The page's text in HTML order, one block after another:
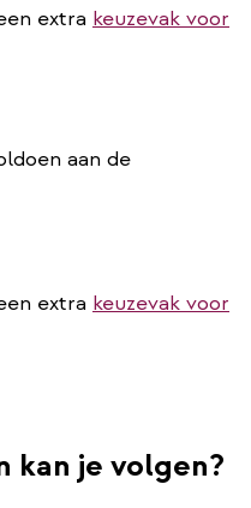
extra keuzevak voor
aan de
extra keuzevak voor
kan je volgen?